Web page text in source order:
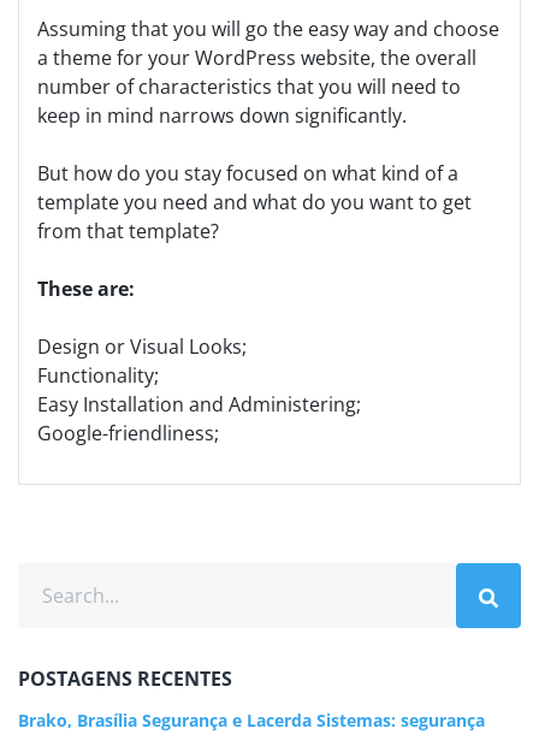
Assuming that you will go the easy way and choose
a theme for your WordPress website, the overall
number of characteristics that you will need to
keep in mind narrows down significantly.
But how do you stay focused on what kind of a
template you need and what do you want to get
from that template?
These are:
Design or Visual Looks;
Functionality;
Easy Installation and Administering;
Google-friendliness;
POSTAGENS RECENTES
Brako, Brasília Segurança e Lacerda Sistemas: segurança